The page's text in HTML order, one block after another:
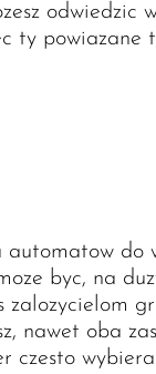
odwiedzic
ty powiazane
do
byc, na
zalozycielom
nawet oba